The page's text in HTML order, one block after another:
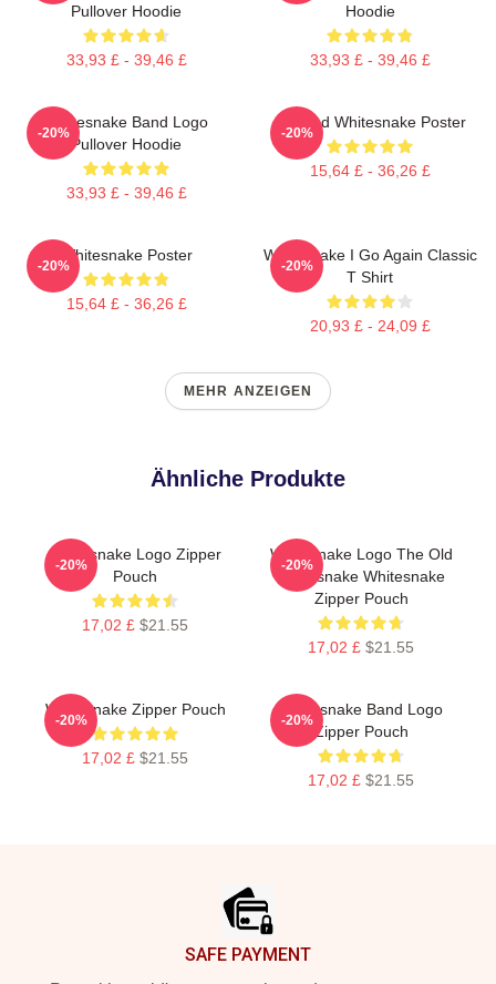
Pullover Hoodie
33,93 £ - 39,46 £
Hoodie
33,93 £ - 39,46 £
Whitesnake Band Logo
Pullover Hoodie
33,93 £ - 39,46 £
-20%
Girl And Whitesnake Poster
15,64 £ - 36,26 £
-20%
Whitesnake Poster
15,64 £ - 36,26 £
-20%
Whitesnake I Go Again Classic
T Shirt
20,93 £ - 24,09 £
-20%
MEHR ANZEIGEN
Ähnliche Produkte
Whitesnake Logo Zipper
Pouch
17,02 £ $21.55
-20%
Whitesnake Logo The Old
Whitesnake Whitesnake
Zipper Pouch
17,02 £ $21.55
-20%
Whitesnake Zipper Pouch
17,02 £ $21.55
-20%
Whitesnake Band Logo
Zipper Pouch
17,02 £ $21.55
-20%
SAFE PAYMENT